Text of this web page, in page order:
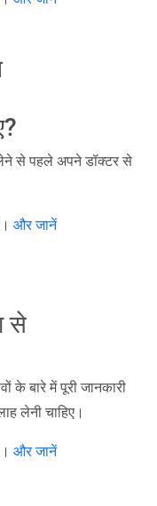
से पहले अपने डॉक्टर से
और जानें
से
के बारे में पूरी जानकारी
लेनी चाहिए।
और जानें